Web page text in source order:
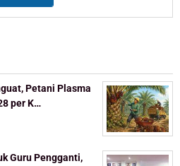
Petani Plasma
per K…
Guru Pengganti,